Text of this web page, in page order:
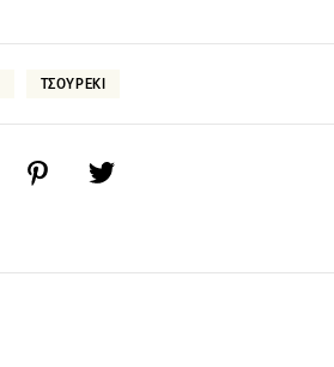
ΤΣΟΥΡΕΚΙ